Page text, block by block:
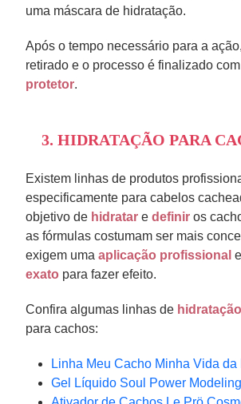
uma máscara de hidratação.
Após o tempo necessário para a
retirado e o processo é finalizado
protetor.
3. HIDRATAÇÃO PARA
Existem linhas de produtos
especificamente para cabelos
objetivo de hidratar e definir os
as fórmulas costumam ser mais
exigem uma aplicação profissional
exato para fazer efeito.
Confira algumas linhas de hidratação
para cachos:
Linha Meu Cacho Minha Vida
Gel Líquido Soul Power